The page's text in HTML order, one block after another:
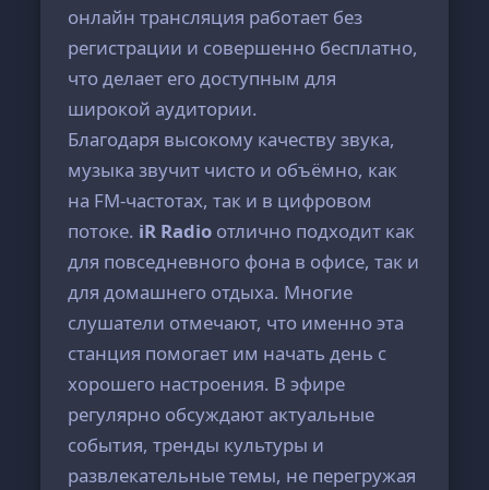
онлайн трансляция работает без
регистрации и совершенно бесплатно,
что делает его доступным для
широкой аудитории.
Благодаря высокому качеству звука,
музыка звучит чисто и объёмно, как
на FM-частотах, так и в цифровом
потоке. iR Radio отлично подходит как
для повседневного фона в офисе, так и
для домашнего отдыха. Многие
слушатели отмечают, что именно эта
станция помогает им начать день с
хорошего настроения. В эфире
регулярно обсуждают актуальные
события, тренды культуры и
развлекательные темы, не перегружая